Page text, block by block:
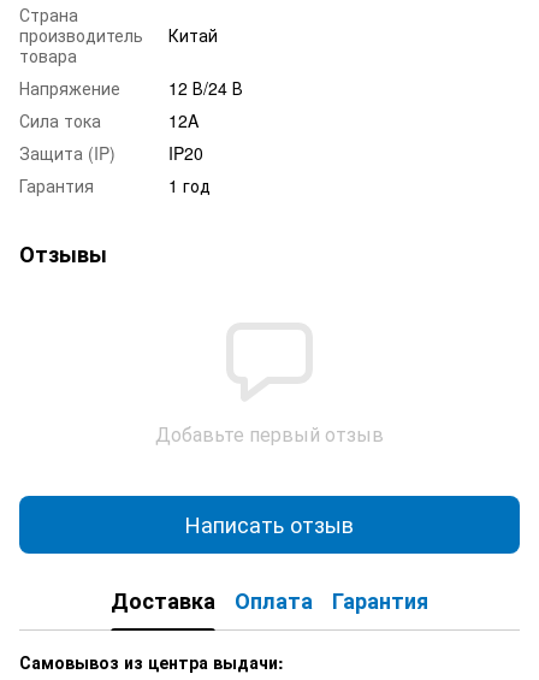
Страна
производитель
товара
Китай
Напряжение
12 В/24 В
Сила тока
12A
Защита (IP)
IP20
Гарантия
1 год
Отзывы
Добавьте первый отзыв
Написать отзыв
Доставка Оплата Гарантия
Самовывоз из центра выдачи: